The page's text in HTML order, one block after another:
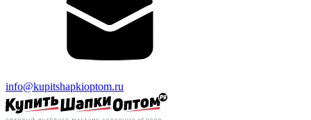
info@kupitshapkioptom.ru